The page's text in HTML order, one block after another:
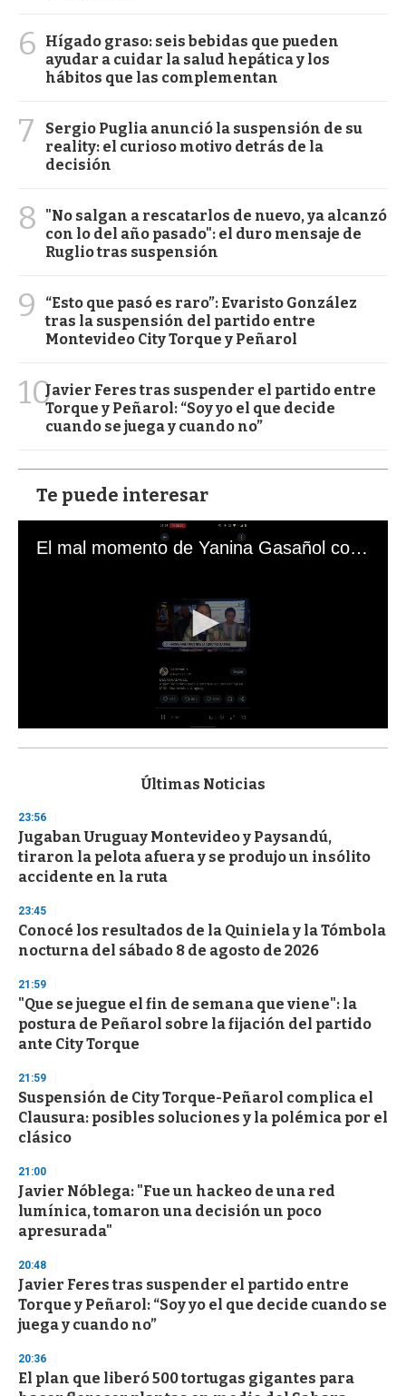
6
Hígado graso: seis bebidas que pueden
ayudar a cuidar la salud hepática y los
hábitos que las complementan
7
Sergio Puglia anunció la suspensión de su
reality: el curioso motivo detrás de la
decisión
8
"No salgan a rescatarlos de nuevo, ya alcanzó
con lo del año pasado": el duro mensaje de
Ruglio tras suspensión
9
“Esto que pasó es raro”: Evaristo González
tras la suspensión del partido entre
Montevideo City Torque y Peñarol
10Javier Feres tras suspender el partido entre
Torque y Peñarol: “Soy yo el que decide
cuando se juega y cuando no”
Te puede interesar
El mal momento de Yanina Gasañol con un hincha argentino en "Subrayado"
s
d
s
o
f
3
s
e
c
o
d
s
Últimas Noticias
23:56
Jugaban Uruguay Montevideo y Paysandú,
tiraron la pelota afuera y se produjo un insólito
accidente en la ruta
23:45
Conocé los resultados de la Quiniela y la Tómbola
nocturna del sábado 8 de agosto de 2026
21:59
"Que se juegue el fin de semana que viene": la
postura de Peñarol sobre la fijación del partido
ante City Torque
21:59
Suspensión de City Torque-Peñarol complica el
Clausura: posibles soluciones y la polémica por el
clásico
21:00
Javier Nóblega: "Fue un hackeo de una red
lumínica, tomaron una decisión un poco
apresurada"
20:48
Javier Feres tras suspender el partido entre
Torque y Peñarol: “Soy yo el que decide cuando se
juega y cuando no”
20:36
El plan que liberó 500 tortugas gigantes para